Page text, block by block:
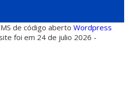
de código abertoWordpress
foi em 24 de julio 2026 -